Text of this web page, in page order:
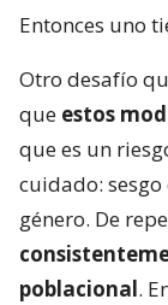
Entonces uno
Otro desafío
que estos
que es un
cuidado: sesgo
género. De
poblacional.